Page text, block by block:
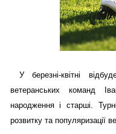
У березні-квітні
ветеранських команд
народження і старші.
розвитку та популяризації